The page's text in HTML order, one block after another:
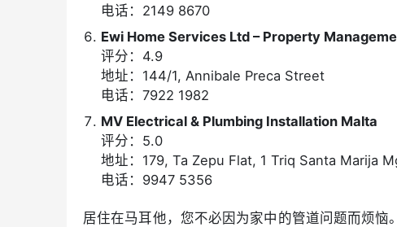
电话：2149 8670
Ewi Home Services Ltd – Property
评分：4.9
地址：144/1, Annibale Preca Street
电话：7922 1982
MV Electrical & Plumbing Installation Malta
评分：5.0
地址：179, Ta Zepu Flat, 1 Triq Santa Marija
电话：9947 5356
居住在马耳他，您不必因为家中的管道问题而烦